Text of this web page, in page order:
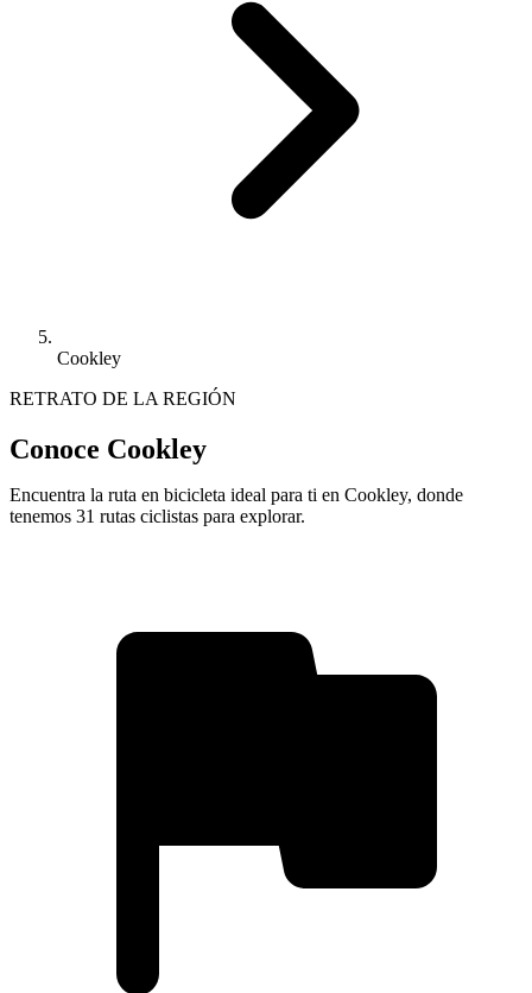
Cookley
RETRATO DE LA REGIÓN
Conoce Cookley
Encuentra la ruta en bicicleta ideal para ti en Cookley, donde
tenemos 31 rutas ciclistas para explorar.